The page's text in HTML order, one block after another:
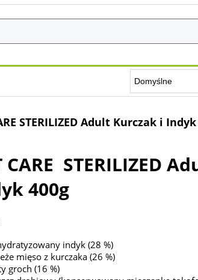
STERILIZED Adult Kurczak i
CARE STERILIZED
400g
indyk (28 %)
mięso z kurczaka (26 %)
groch (16 %)